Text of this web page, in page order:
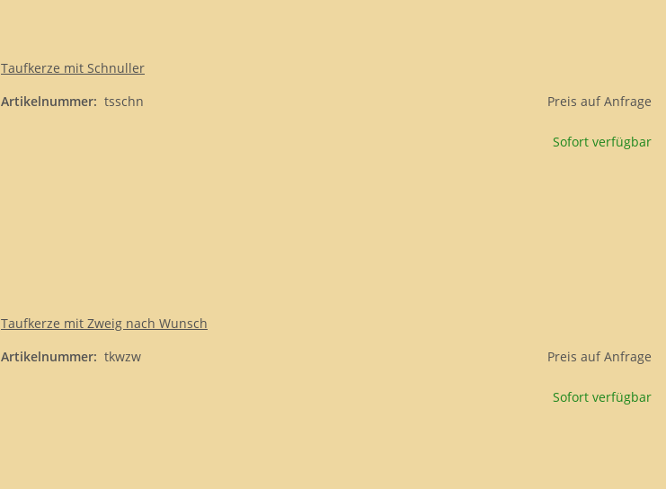
Taufkerze mit Schnuller
Artikelnummer: tsschn Preis auf Anfrage
Sofort verfügbar
Taufkerze mit Zweig nach Wunsch
Artikelnummer: tkwzw Preis auf Anfrage
Sofort verfügbar